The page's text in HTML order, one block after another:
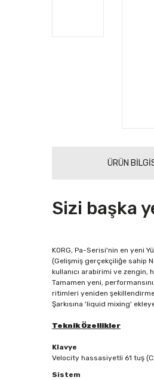
ÜRÜN
Sizi başka
KORG, Pa-Serisi'nin en yeni
(Gelişmiş gerçekçiliğe sahip
kullanıcı arabirimi ve
Tamamen yeni,
ritimleri yeniden
Şarkısına 'liquid mixing'
Teknik Özellikler
Klavye
Velocity hassasiyetli 61 tuş
Sistem